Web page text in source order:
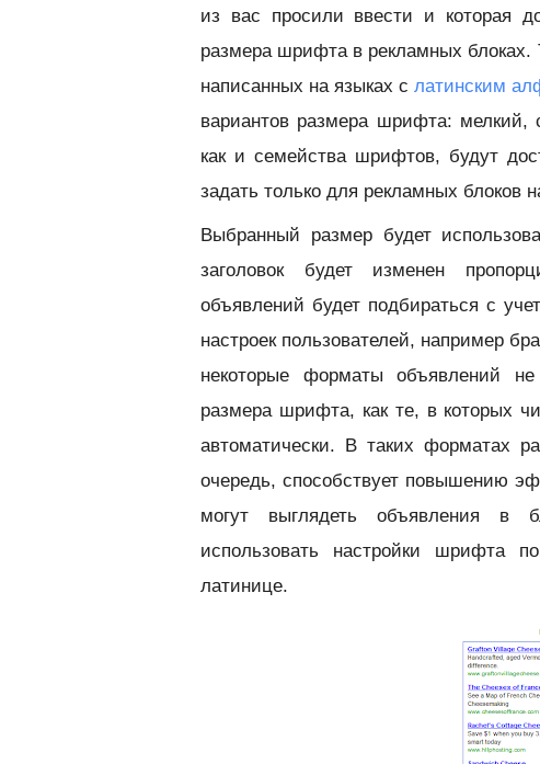
из вас просили ввести и которая
размера шрифта в рекламных блоках.
написанных на языках с латинским
вариантов размера шрифта:
как и семейства шрифтов, будут
задать только для рекламных блоков
Выбранный размер будет
заголовок будет изменен
объявлений будет подбираться с
настроек пользователей, например
некоторые форматы объявлений
размера шрифта, как те, в которых
автоматически. В таких форматах
очередь, способствует повышению
могут выглядеть объявления в
использовать настройки шрифта
латинице.